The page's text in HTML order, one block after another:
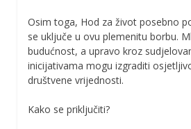
Osim toga, Hod za život posebno
se uključe u ovu plemenitu borbu.
budućnost, a upravo kroz
inicijativama mogu izgraditi
društvene vrijednosti.
Kako se priključiti?